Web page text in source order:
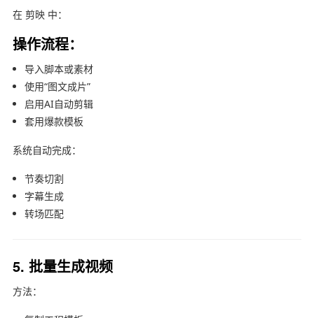
在 剪映中：
操作流程：
导入脚本或素材
使用“图文成片”
启用AI自动剪辑
套用爆款模板
系统自动完成：
节奏切割
字幕生成
转场匹配
5. 批量生成视频
方法：